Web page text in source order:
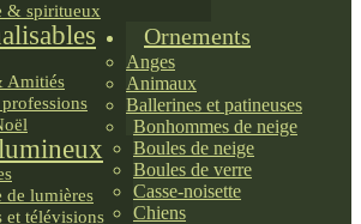
& spiritueux
Amitiés
de lumières
et télévisions
Ornements
Anges
Animaux
Ballerines et patineuses
Bonhommes de neige
Boules de neige
Boules de verre
Casse-noisette
Chiens